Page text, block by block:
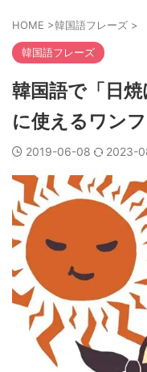
HOME >韓国語フレーズ >
韓国語フレーズ
韓国語で「日
に使えるワンフ
2019-06-08 2023-